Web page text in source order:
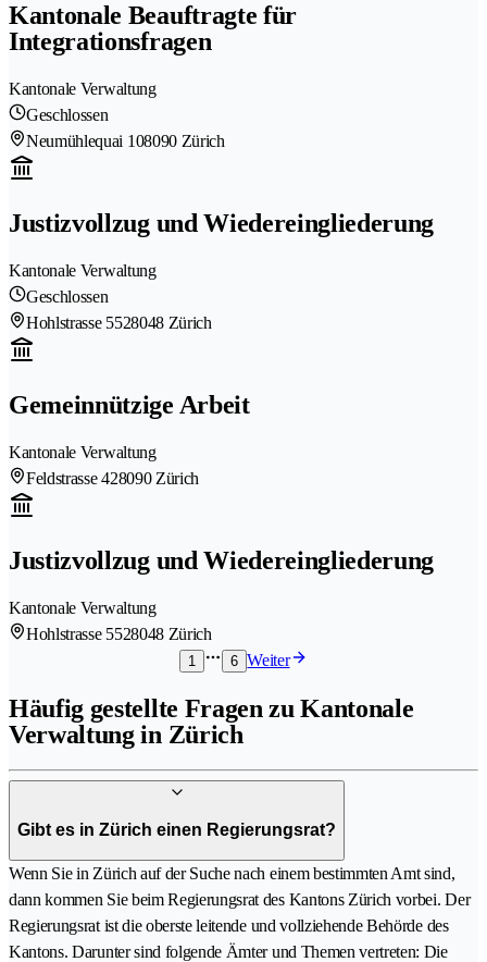
Kantonale Beauftragte für
Integrationsfragen
Kantonale Verwaltung
Geschlossen
Neumühlequai 108090 Zürich
Justizvollzug und Wiedereingliederung
Kantonale Verwaltung
Geschlossen
Hohlstrasse 5528048 Zürich
Gemeinnützige Arbeit
Kantonale Verwaltung
Feldstrasse 428090 Zürich
Justizvollzug und Wiedereingliederung
Kantonale Verwaltung
Hohlstrasse 5528048 Zürich
1 6 Weiter
Häufig gestellte Fragen zu Kantonale
Verwaltung in Zürich
Gibt es in Zürich einen Regierungsrat?
Wenn Sie in Zürich auf der Suche nach einem bestimmten Amt sind,
dann kommen Sie beim Regierungsrat des Kantons Zürich vorbei. Der
Regierungsrat ist die oberste leitende und vollziehende Behörde des
Kantons. Darunter sind folgende Ämter und Themen vertreten: Die